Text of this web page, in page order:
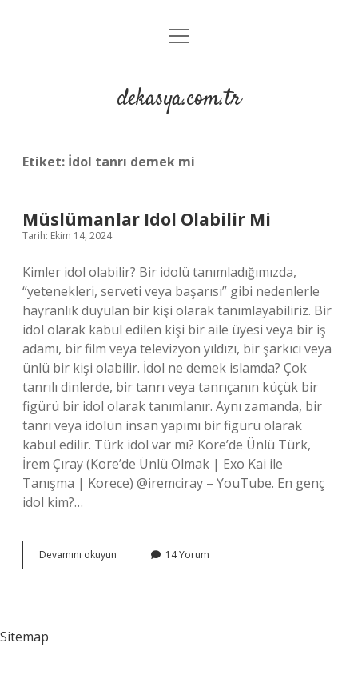
Anasayfa
Yasal Uyarı
menüyü
dekasya.com.tr
Etiket: İdol tanrı demek mi
Müslümanlar Idol Olabilir Mi
Tarih: Ekim 14, 2024
Kimler idol olabilir? Bir idolü tanımladığımızda,
“yetenekleri, serveti veya başarısı” gibi nedenlerle
hayranlık duyulan bir kişi olarak tanımlayabiliriz. Bir
idol olarak kabul edilen kişi bir aile üyesi veya bir iş
adamı, bir film veya televizyon yıldızı, bir şarkıcı veya
ünlü bir kişi olabilir. İdol ne demek islamda? Çok
tanrılı dinlerde, bir tanrı veya tanrıçanın küçük bir
figürü bir idol olarak tanımlanır. Aynı zamanda, bir
tanrı veya idolün insan yapımı bir figürü olarak
kabul edilir. Türk idol var mı? Kore’de Ünlü Türk,
İrem Çıray (Kore’de Ünlü Olmak | Exo Kai ile
Tanışma | Korece) @iremciray – YouTube. En genç
idol kim?…
Devamını okuyun Müslümanlar
Idol
14 Yorum
Sitemap